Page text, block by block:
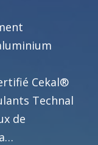
Cekal®
Technal
de